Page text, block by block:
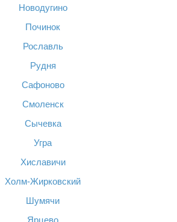
Новодугино
Починок
Рославль
Рудня
Сафоново
Смоленск
Сычевка
Угра
Хиславичи
Холм-Жирковский
Шумячи
Ярцево